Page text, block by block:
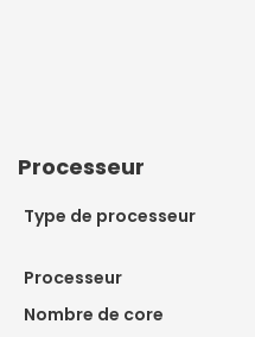
Processeur
Type de processeur
Processeur
Nombre de core